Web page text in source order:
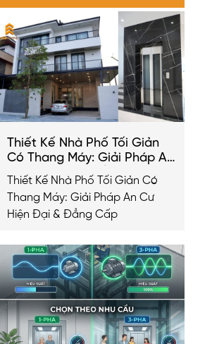
Thiết Kế Nhà Phố Tối Giản
Có Thang Máy: Giải Pháp An
Cư Hiện Đại & Đẳng Cấp
2026
Thiết Kế Nhà Phố Tối Giản Có
Thang Máy: Giải Pháp An Cư
Hiện Đại & Đẳng Cấp